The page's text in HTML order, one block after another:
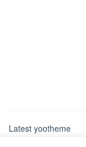
Latest yootheme